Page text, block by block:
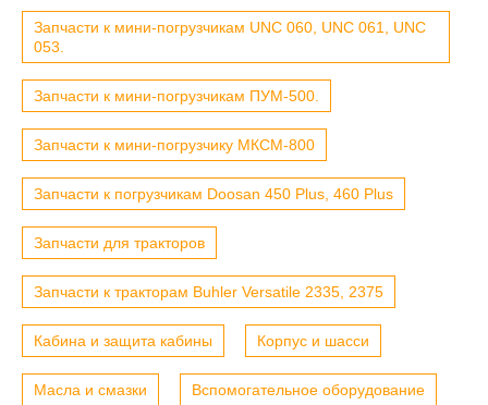
Запчасти к мини-погрузчикам UNC 060, UNC 061, UNC
053.
Запчасти к мини-погрузчикам ПУМ-500.
Запчасти к мини-погрузчику МКСМ-800
Запчасти к погрузчикам Doosan 450 Plus, 460 Plus
Запчасти для тракторов
Запчасти к тракторам Buhler Versatile 2335, 2375
Кабина и защита кабины Корпус и шасси
Масла и смазки Вспомогательное оборудование